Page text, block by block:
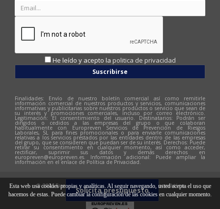
Esta web usa cookies propias y analíticas. Al seguir navegando, usted acepta el uso que
hacemos de estas. Puede cambiar la configuración de las cookies en cualquier momento.
Solicita presupuesto
He leído y acepto la politica de privacidad
Suscribirse
Finalidades: Envío de nuestro boletín comercial así como remitirle
información comercial de nuestros productos y servicios, comunicaciones
informativas y publicitarias sobre nuestros productos o servicio que sean de
su interés y promociones comerciales, incluso por correo electrónico.
Legitimación: El consentimiento del usuario. Destinatarios: Podrán ser
dirigidos o cedidos a las empresas del grupo o que colaboran
habitualmente con Europreven Servicios de Prevención de Riesgos
Laborales, SL para fines promocionales o para enviarle comunicaciones
relativas a los servicios prestados por las entidades dentro de las empresas
del grupo, que se consideren que puedan ser de su interés. Derechos: Puede
retirar su consentimiento en cualquier momento, así como acceder,
rectificar, suprimir sus datos y demás derechos en
europreven@europreven.es. Información adicional: Puede ampliar la
información en el enlace de Política de Privacidad.
© 2026 Europreven | Diseño web: Hitech Informàtica